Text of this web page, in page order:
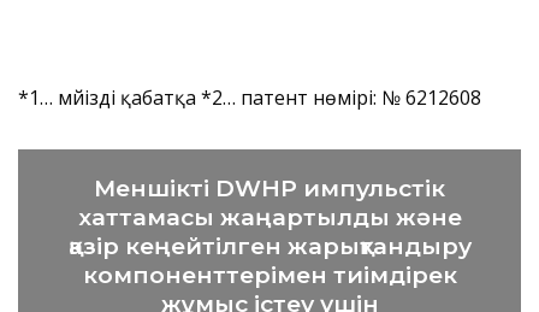
*1… мүйізді қабатқа *2… патент нөмірі: № 6212608
Меншікті DWHP импульстік
хаттамасы жаңартылды және
қазір кеңейтілген жарықтандыру
компоненттерімен тиімдірек
жұмыс істеу үшін